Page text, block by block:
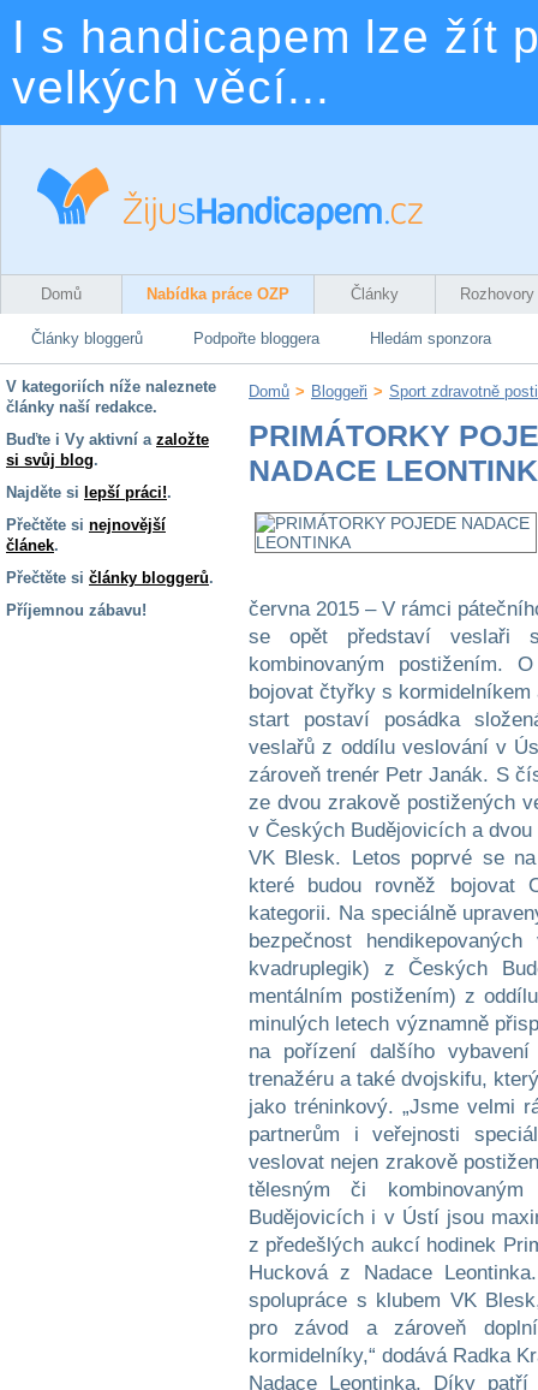
I s handicapem lze žít
velkých věcí...
Domů Nabídka práce OZP Články Rozhovory
Články bloggerů Podpořte bloggera Hledám sponzora
V kategoriích níže naleznete
články naší redakce.
Buďte i Vy aktivní a založte
si svůj blog.
Najděte si lepší práci!.
Přečtěte si nejnovější
článek.
Přečtěte si články bloggerů.
Příjemnou zábavu!
Domů > Bloggeři > Sport zdravotně
PRIMÁTORKY
NADACE
června 2015 – V rámci
se opět představí veslaři
kombinovaným postižením.
bojovat čtyřky s
start postaví posádka
veslařů z oddílu veslování v
zároveň trenér Petr Janák. S
ze dvou zrakově postižených
v Českých Budějovicích a
VK Blesk. Letos poprvé se
které budou rovněž bojovat
kategorii. Na speciálně
bezpečnost
kvadruplegik) z Českých
mentálním postižením) z
minulých letech významně
na pořízení dalšího
trenažéru a také dvojskifu,
jako tréninkový. „Jsme velmi
partnerům i veřejnosti
veslovat nejen zrakově
tělesným či
Budějovicích i v Ústí jsou
z předešlých aukcí hodinek
Hucková z Nadace
spolupráce s klubem VK
pro závod a zároveň
kormidelníky,“ dodává Radka
Nadace Leontinka. Díky patří